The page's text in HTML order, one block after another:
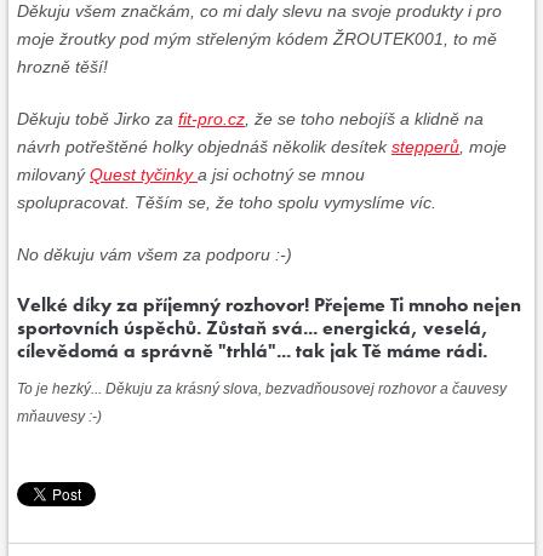
Děkuju všem značkám, co mi daly slevu na svoje produkty i pro
moje žroutky pod mým střeleným kódem ŽROUTEK001, to mě
hrozně těší!
Děkuju tobě Jirko za fit-pro.cz , že se toho nebojíš a klidně na
návrh potřeštěné holky objednáš několik desítekstepperů , moje
milovanýQuest tyčinkya jsi ochotný se mnou
spolupracovat. Těším se, že toho spolu vymyslíme víc.
No děkuju vám všem za podporu :-)
Velké díky za příjemný rozhovor! Přejeme Ti mnoho nejen
sportovních úspěchů. Zůstaň svá... energická, veselá,
cílevědomá a správně "trhlá"... tak jak Tě máme rádi.
To je hezký... Děkuju za krásný slova, bezvadňousovej rozhovor a čauvesy
mňauvesy :-)